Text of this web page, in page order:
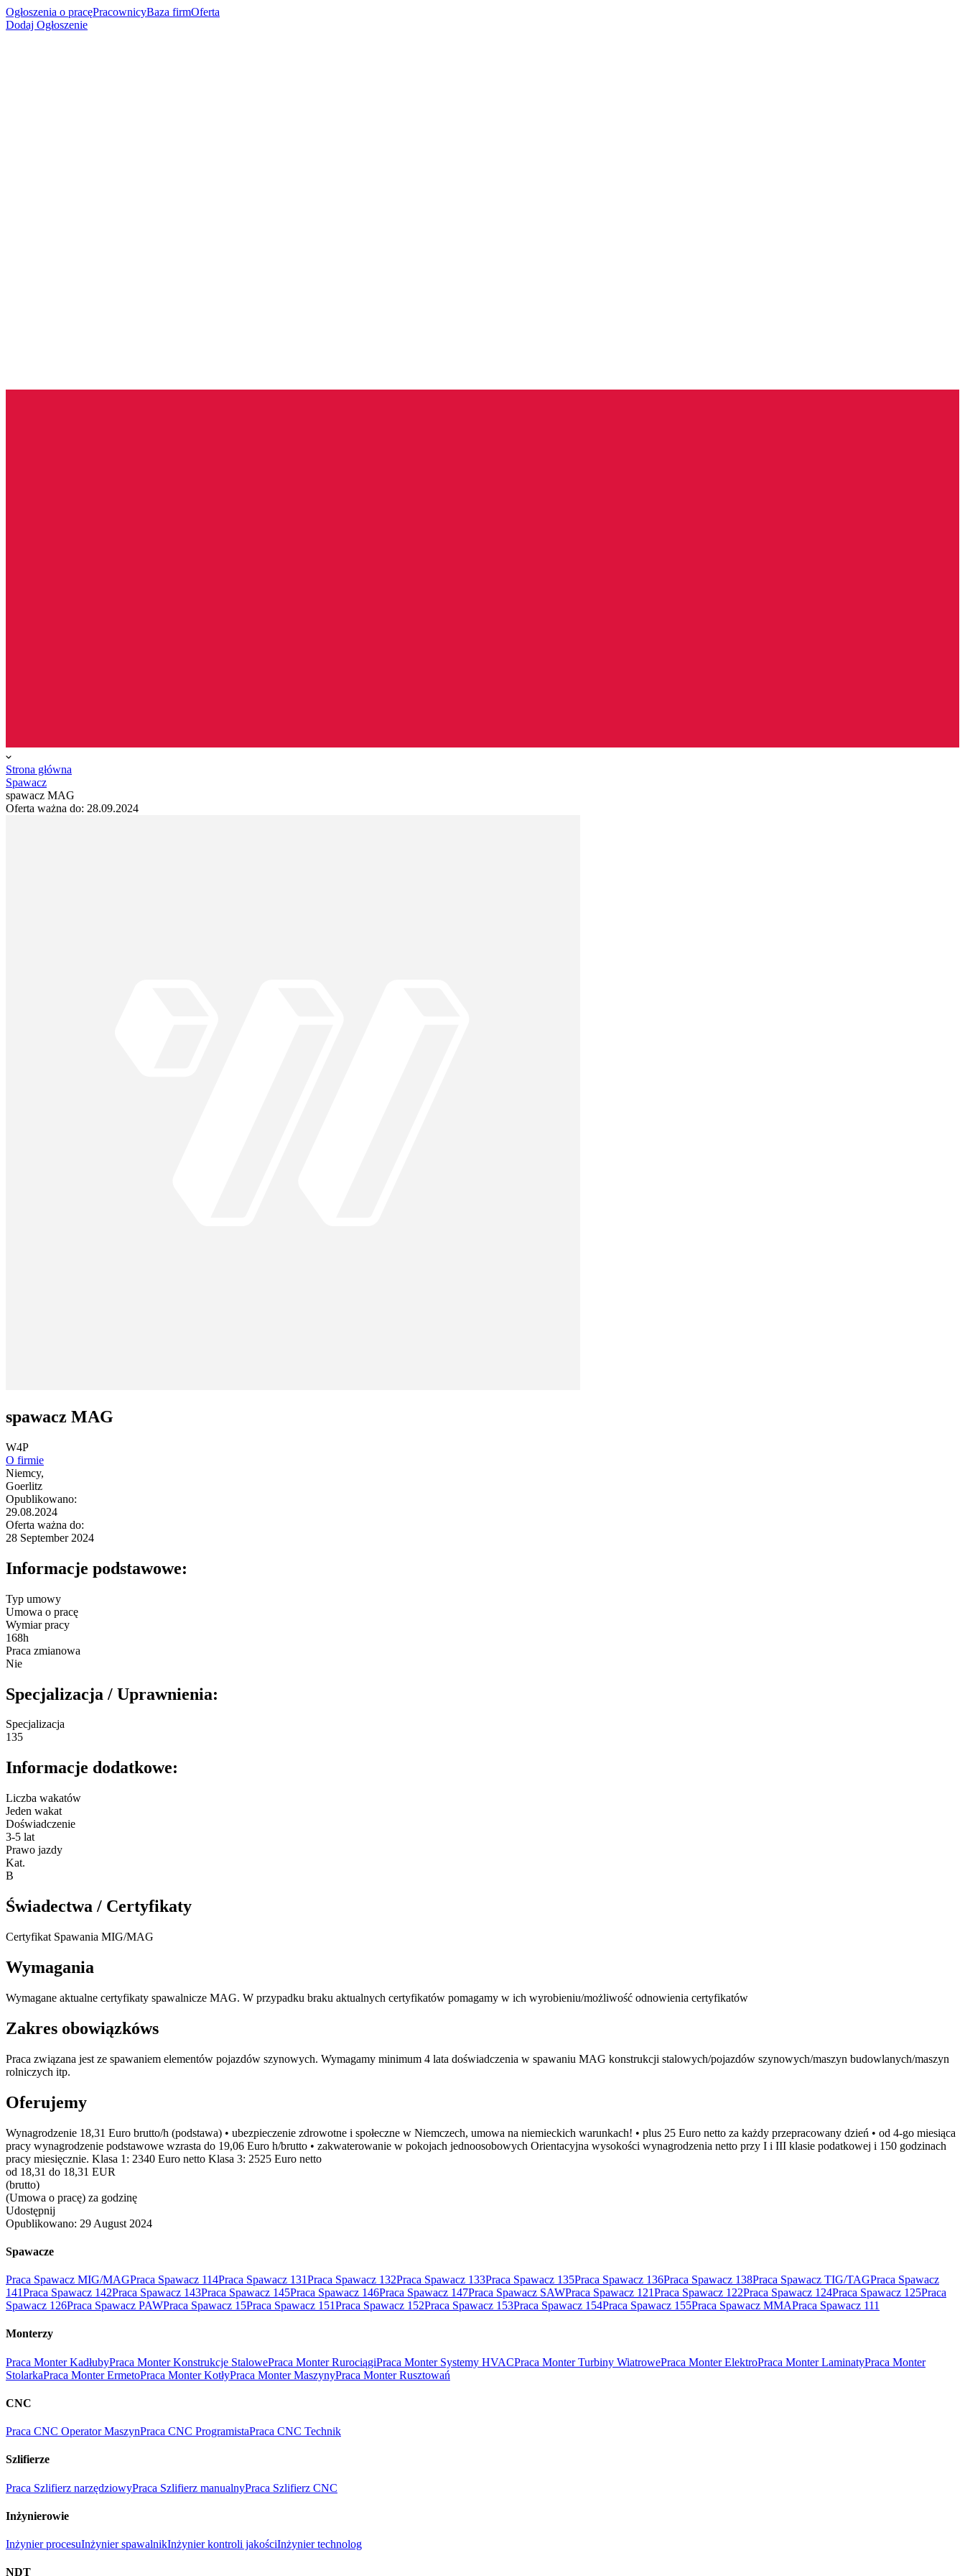
Ogłoszenia o pracęPracownicyBaza firmOferta
Dodaj Ogłoszenie
Strona główna
Spawacz
spawacz MAG
Oferta ważna do: 28.09.2024
spawacz MAG
W4P
O firmie
Niemcy,
Goerlitz
Opublikowano:
29.08.2024
Oferta ważna do:
28 September 2024
Informacje podstawowe:
Typ umowy
Umowa o pracę
Wymiar pracy
168h
Praca zmianowa
Nie
Specjalizacja / Uprawnienia:
Specjalizacja
135
Informacje dodatkowe:
Liczba wakatów
Jeden wakat
Doświadczenie
3-5 lat
Prawo jazdy
Kat.
B
Świadectwa / Certyfikaty
Certyfikat Spawania MIG/MAG
Wymagania
Wymagane aktualne certyfikaty spawalnicze MAG. W przypadku braku aktualnych certyfikatów pomagamy w ich wyrobieniu/możliwość odnowienia certyfikatów
Zakres obowiązkóws
Praca związana jest ze spawaniem elementów pojazdów szynowych. Wymagamy minimum 4 lata doświadczenia w spawaniu MAG konstrukcji stalowych/pojazdów szynowych/maszyn budowlanych/maszyn
rolniczych itp.
Oferujemy
Wynagrodzenie 18,31 Euro brutto/h (podstawa) • ubezpieczenie zdrowotne i społeczne w Niemczech, umowa na niemieckich warunkach! • plus 25 Euro netto za każdy przepracowany dzień • od 4-go miesiąca
pracy wynagrodzenie podstawowe wzrasta do 19,06 Euro h/brutto • zakwaterowanie w pokojach jednoosobowych Orientacyjna wysokości wynagrodzenia netto przy I i III klasie podatkowej i 150 godzinach
pracy miesięcznie. Klasa 1: 2340 Euro netto Klasa 3: 2525 Euro netto
od 18,31 do 18,31 EUR
(brutto)
(Umowa o pracę) za godzinę
Udostępnij
Opublikowano: 29 August 2024
Spawacze
Praca Spawacz MIG/MAGPraca Spawacz 114Praca Spawacz 131Praca Spawacz 132Praca Spawacz 133Praca Spawacz 135Praca Spawacz 136Praca Spawacz 138Praca Spawacz TIG/TAGPraca Spawacz
141Praca Spawacz 142Praca Spawacz 143Praca Spawacz 145Praca Spawacz 146Praca Spawacz 147Praca Spawacz SAWPraca Spawacz 121Praca Spawacz 122Praca Spawacz 124Praca Spawacz 125Praca
Spawacz 126Praca Spawacz PAWPraca Spawacz 15Praca Spawacz 151Praca Spawacz 152Praca Spawacz 153Praca Spawacz 154Praca Spawacz 155Praca Spawacz MMAPraca Spawacz 111
Monterzy
Praca Monter KadłubyPraca Monter Konstrukcje StalowePraca Monter RurociągiPraca Monter Systemy HVACPraca Monter Turbiny WiatrowePraca Monter ElektroPraca Monter LaminatyPraca Monter
StolarkaPraca Monter ErmetoPraca Monter KotłyPraca Monter MaszynyPraca Monter Rusztowań
CNC
Praca CNC Operator MaszynPraca CNC ProgramistaPraca CNC Technik
Szlifierze
Praca Szlifierz narzędziowyPraca Szlifierz manualnyPraca Szlifierz CNC
Inżynierowie
Inżynier procesuInżynier spawalnikInżynier kontroli jakościInżynier technolog
NDT